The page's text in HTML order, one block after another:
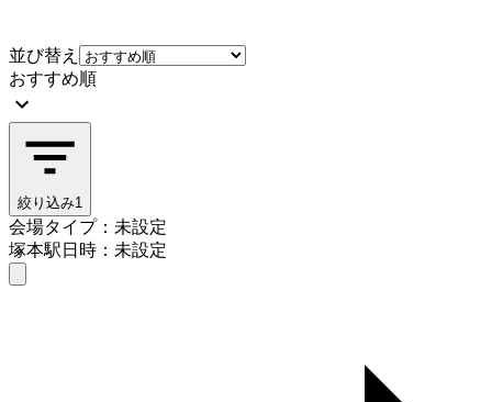
並び替え
おすすめ順
絞り込み1
会場タイプ：未設定
塚本駅日時：未設定